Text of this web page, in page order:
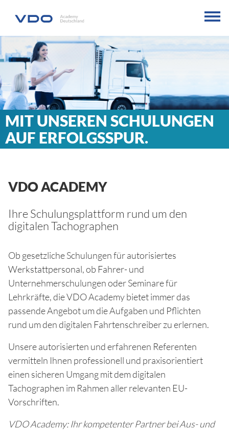
MIT UNSEREN SCHULUNGEN
AUF ERFOLGSSPUR.
VDO ACADEMY
Ihre Schulungsplattform rund um den
digitalen Tachographen
Ob gesetzliche Schulungen für autorisiertes
Werkstattpersonal, ob Fahrer- und
Unternehmerschulungen oder Seminare für
Lehrkräfte, die VDO Academy bietet immer das
passende Angebot um die Aufgaben und Pflichten
rund um den digitalen Fahrtenschreiber zu erlernen.
Unsere autorisierten und erfahrenen Referenten
vermitteln Ihnen professionell und praxisorientiert
einen sicheren Umgang mit dem digitalen
Tachographen im Rahmen aller relevanten EU-
Vorschriften.
VDO Academy: Ihr kompetenter Partner bei Aus- und